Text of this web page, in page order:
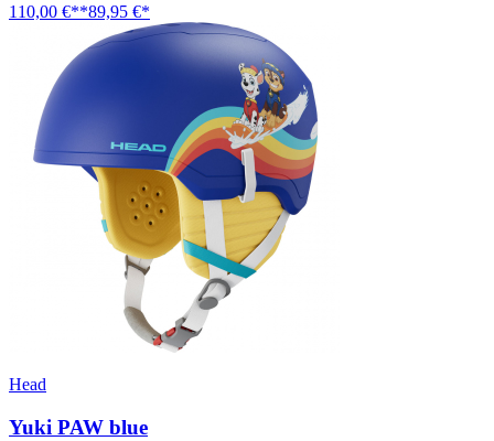
110,00 €**89,95 €*
Head
Yuki PAW blue